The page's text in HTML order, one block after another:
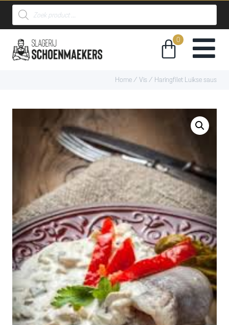
Home/ Vis/ Haringfilet Luikse saus